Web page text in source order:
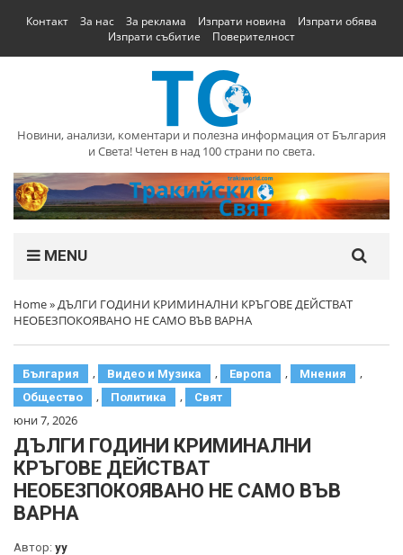
Контакт За нас За реклама Изпрати новина
Изпрати обява
Изпрати събитие
Поверителност
Новини, анализи, коментари и полезна информация от България
и Света! Четен в над 100 страни по света.
MENU
Home»ДЪЛГИ ГОДИНИ КРИМИНАЛНИ КРЪГОВЕ ДЕЙСТВАТ
НЕОБЕЗПОКОЯВАНО НЕ САМО ВЪВ ВАРНА
България , Видео и Музика , Европа , Мнения ,
Общество , Политика , Свят
юни 7, 2026
ДЪЛГИ ГОДИНИ КРИМИНАЛНИ
КРЪГОВЕ ДЕЙСТВАТ
НЕОБЕЗПОКОЯВАНО НЕ САМО ВЪВ
ВАРНА
Автор: yy